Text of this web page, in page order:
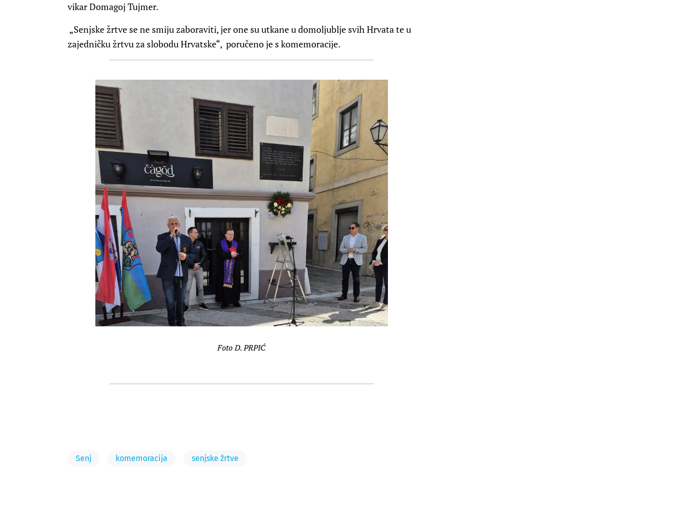
vikar Domagoj Tujmer.
„Senjske žrtve se ne smiju zaboraviti, jer one su utkane u domoljublje svih Hrvata te u
zajedničku žrtvu za slobodu Hrvatske“, poručeno je s komemoracije.
Foto D. PRPIĆ
Senj komemoracija senjske žrtve